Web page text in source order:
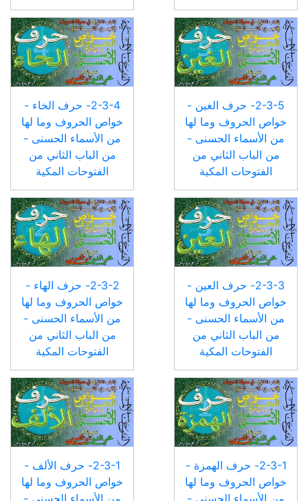
2-3-5- حرف الغين -
خواص الحروف وما لها
من الأسماء الحسنى -
من الباب الثاني من
الفتوحات المكية
2-3-4- حرف الخاء -
خواص الحروف وما لها
من الأسماء الحسنى -
من الباب الثاني من
الفتوحات المكية
2-3-3- حرف العين -
خواص الحروف وما لها
من الأسماء الحسنى -
من الباب الثاني من
الفتوحات المكية
2-3-2- حرف الهاء -
خواص الحروف وما لها
من الأسماء الحسنى -
من الباب الثاني من
الفتوحات المكية
2-3-1- حرف الهمزة -
خواص الحروف وما لها
2-3-1- حرف الألف -
خواص الحروف وما لها